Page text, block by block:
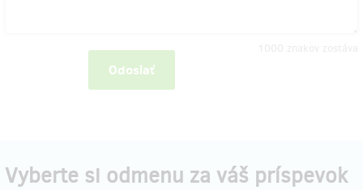
Odoslať
Vyberte si odmenu za váš príspevok